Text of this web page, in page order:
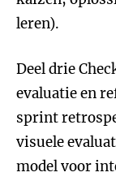
leren).
Deel drie
evaluatie en
sprint
visuele
model voor